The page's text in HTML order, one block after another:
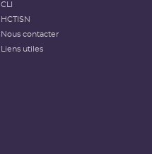
CLI
HCTISN
Nous contacter
Liens utiles